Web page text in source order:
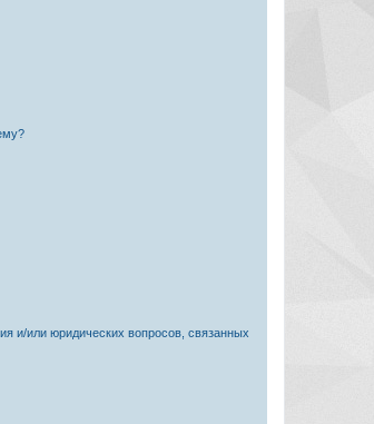
и/или юридических вопросов, связанных